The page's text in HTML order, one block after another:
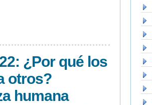
¿Por qué los
otros?
humana